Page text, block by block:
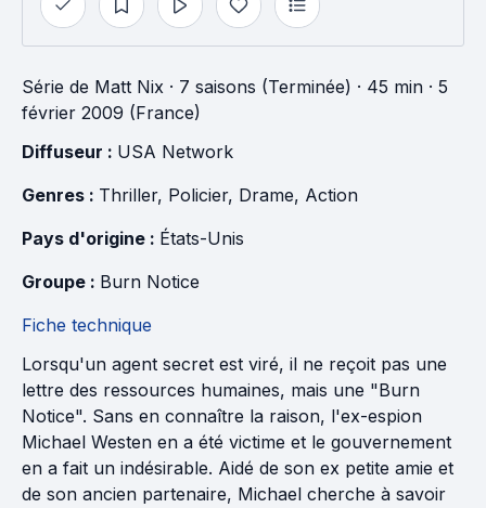
Série de Matt Nix · 7 saisons (Terminée) · 45 min · 5
février 2009 (France)
Diffuseur : USA Network
Genres : Thriller, Policier, Drame, Action
Pays d'origine : États-Unis
Groupe : Burn Notice
Fiche technique
Lorsqu'un agent secret est viré, il ne reçoit pas une
lettre des ressources humaines, mais une "Burn
Notice". Sans en connaître la raison, l'ex-espion
Michael Westen en a été victime et le gouvernement
en a fait un indésirable. Aidé de son ex petite amie et
de son ancien partenaire, Michael cherche à savoir